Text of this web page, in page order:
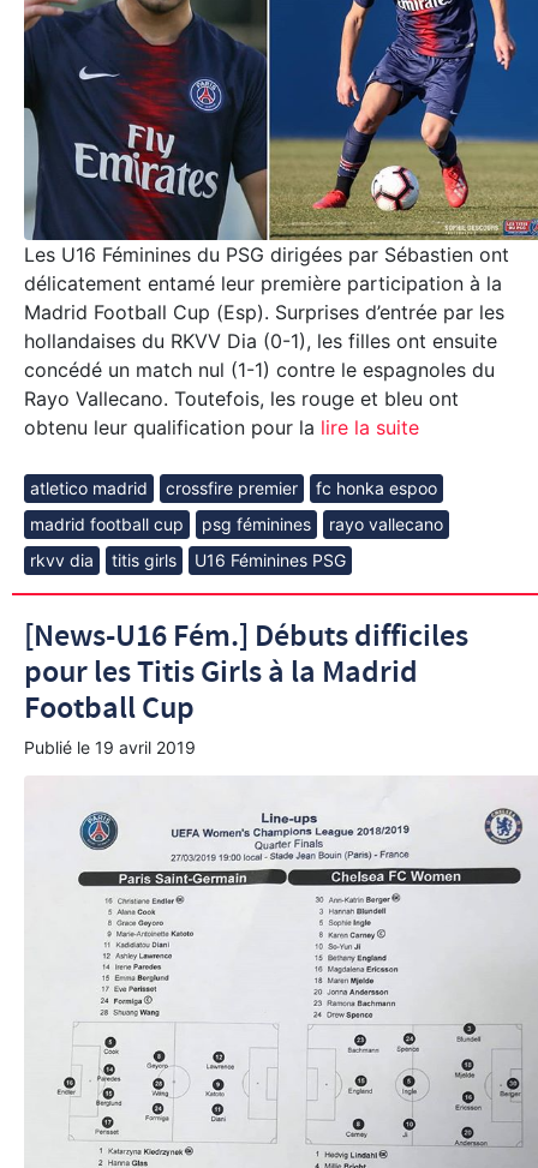
Les U16 Féminines du PSG dirigées par Sébastien ont
délicatement entamé leur première participation à la
Madrid Football Cup (Esp). Surprises d’entrée par les
hollandaises du RKVV Dia (0-1), les filles ont ensuite
concédé un match nul (1-1) contre le espagnoles du
Rayo Vallecano. Toutefois, les rouge et bleu ont
obtenu leur qualification pour la lire la suite
atletico madrid crossfire premier
fc honka espoo
madrid football cup
psg féminines
rayo vallecano
rkvv dia
titis girls U16 Féminines PSG
[News-U16 Fém.] Débuts difficiles
pour les Titis Girls à la Madrid
Football Cup
Publié le 19 avril 2019